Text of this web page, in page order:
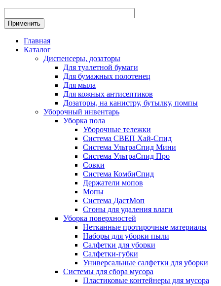
Главная
Каталог
Диспенсеры, дозаторы
Для туалетной бумаги
Для бумажных полотенец
Для мыла
Для кожных антисептиков
Дозаторы, на канистру, бутылку, помпы
Уборочный инвентарь
Уборка пола
Уборочные тележки
Система СВЕП Хай-Спид
Система УльтраСпид Мини
Система УльтраСпид Про
Совки
Система КомбиСпид
Держатели мопов
Мопы
Система ДастМоп
Сгоны для удаления влаги
Уборка поверхностей
Нетканные протирочные материалы
Наборы для уборки пыли
Салфетки для уборки
Салфетки-губки
Универсальные салфетки для уборки
Системы для сбора мусора
Пластиковые контейнеры для мусора